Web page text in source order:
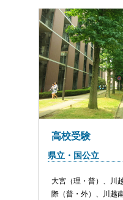
高校受験
県立・国公立
大宮（理・普）、川
際（普・外）、川越